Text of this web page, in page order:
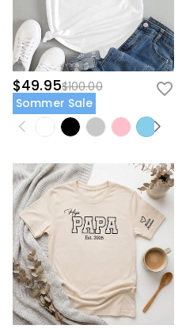
$49.95$100.00
Sommer Sale